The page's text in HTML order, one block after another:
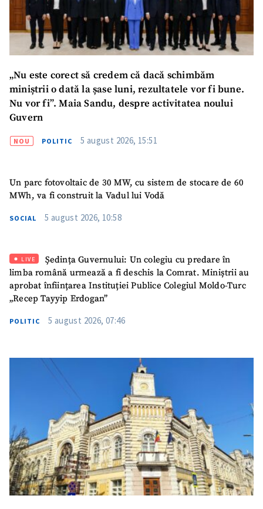
„Nu este corect să credem că dacă schimbăm
miniștrii o dată la șase luni, rezultatele vor fi bune.
Nu vor fi”. Maia Sandu, despre activitatea noului
Guvern
NOU POLITIC 5 august 2026, 15:51
Un parc fotovoltaic de 30 MW, cu sistem de stocare de 60
MWh, va fi construit la Vadul lui Vodă
SOCIAL 5 august 2026, 10:58
LIVE
Ședința Guvernului: Un colegiu cu predare în
limba română urmează a fi deschis la Comrat. Miniștrii au
aprobat înființarea Instituției Publice Colegiul Moldo-Turc
„Recep Tayyip Erdogan”
POLITIC 5 august 2026, 07:46